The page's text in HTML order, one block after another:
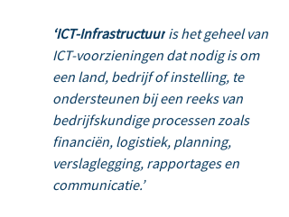
‘ICT-Infrastructuur is het geheel van
ICT-voorzieningen dat nodig is om
een land, bedrijf of instelling, te
ondersteunen bij een reeks van
bedrijfskundige processen zoals
financiën, logistiek, planning,
verslaglegging, rapportages en
communicatie.’